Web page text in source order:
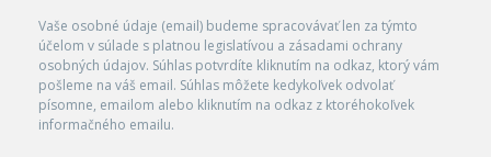
Vaše osobné údaje (email) budeme spracovávať len za týmto
účelom v súlade s platnou legislatívou a zásadami ochrany
osobných údajov. Súhlas potvrdíte kliknutím na odkaz, ktorý vám
pošleme na váš email. Súhlas môžete kedykoľvek odvolať
písomne, emailom alebo kliknutím na odkaz z ktoréhokoľvek
informačného emailu.